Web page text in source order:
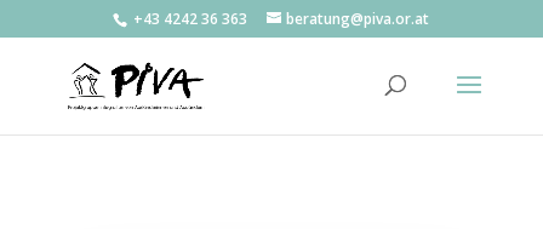
+43 4242 36 363 beratung@piva.or.at